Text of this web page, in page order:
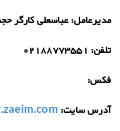
مدیرعامل:عباسعلی کارگر
تلفن: 02188773551
فکس:
آدرس سایت: